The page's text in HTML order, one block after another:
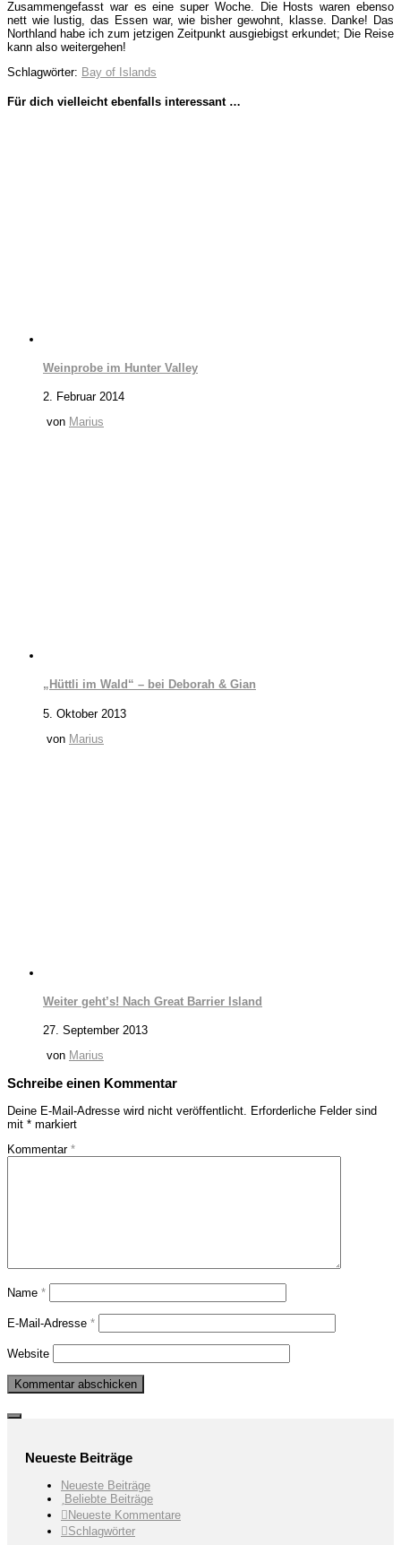
Zusammengefasst war es eine super Woche. Die Hosts waren ebenso
nett wie lustig, das Essen war, wie bisher gewohnt, klasse. Danke! Das
Northland habe ich zum jetzigen Zeitpunkt ausgiebigst erkundet; Die Reise
kann also weitergehen!
Schlagwörter: Bay of Islands
Für dich vielleicht ebenfalls interessant …
Weinprobe im Hunter Valley
2. Februar 2014
von Marius
„Hüttli im Wald“ – bei Deborah & Gian
5. Oktober 2013
von Marius
Weiter geht’s! Nach Great Barrier Island
27. September 2013
von Marius
Schreibe einen Kommentar
Deine E-Mail-Adresse wird nicht veröffentlicht. Erforderliche Felder sind
mit * markiert
Kommentar *
Name *
E-Mail-Adresse *
Website
Neueste Beiträge
Neueste Beiträge
Beliebte Beiträge
Neueste Kommentare
Schlagwörter